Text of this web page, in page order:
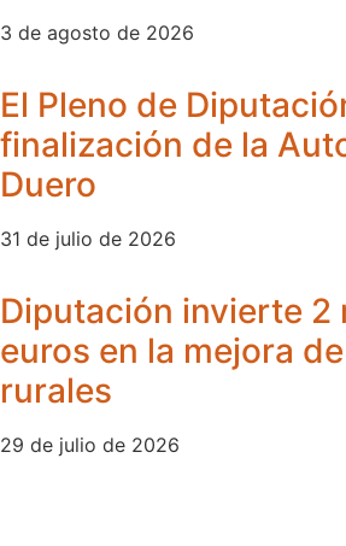
3 de agosto de 2026
El Pleno de
finalización de la
Duero
31 de julio de 2026
Diputación invierte 2
euros en la mejora
rurales
29 de julio de 2026